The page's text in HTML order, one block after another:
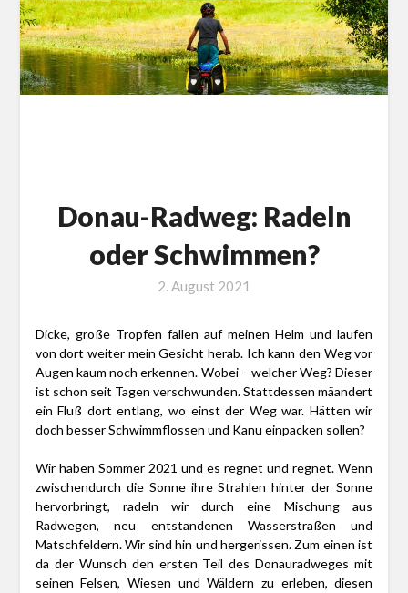
Donau-Radweg: Radeln
oder Schwimmen?
2. August 2021
Dicke, große Tropfen fallen auf meinen Helm und laufen
von dort weiter mein Gesicht herab. Ich kann den Weg vor
Augen kaum noch erkennen. Wobei – welcher Weg? Dieser
ist schon seit Tagen verschwunden. Stattdessen mäandert
ein Fluß dort entlang, wo einst der Weg war. Hätten wir
doch besser Schwimmflossen und Kanu einpacken sollen?
Wir haben Sommer 2021 und es regnet und regnet. Wenn
zwischendurch die Sonne ihre Strahlen hinter der Sonne
hervorbringt, radeln wir durch eine Mischung aus
Radwegen, neu entstandenen Wasserstraßen und
Matschfeldern. Wir sind hin und hergerissen. Zum einen ist
da der Wunsch den ersten Teil des Donauradweges mit
seinen Felsen, Wiesen und Wäldern zu erleben, diesen